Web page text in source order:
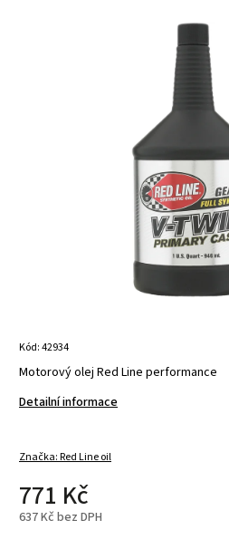
Kód:42934
Motorový olej Red Line performance
Detailní informace
Značka:Red Line oil
771 Kč
637 Kč bez DPH